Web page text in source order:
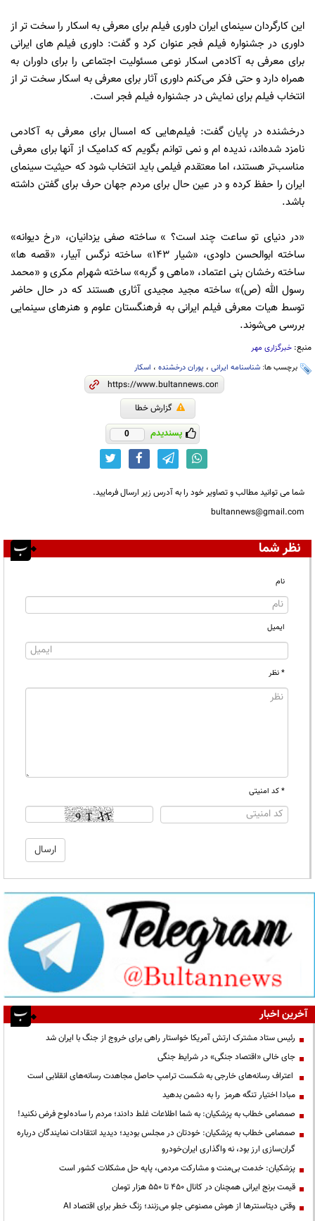
این کارگردان سینمای ایران داوری فیلم برای معرفی به اسکار را سخت تر از
داوری در جشنواره فیلم فجر عنوان کرد و گفت: داوری فیلم های ایرانی
برای معرفی به آکادمی اسکار نوعی مسئولیت اجتماعی را برای داوران به
همراه دارد و حتی فکر می‌کنم داوری آثار برای معرفی به اسکار سخت تر از
انتخاب فیلم برای نمایش در جشنواره فیلم فجر است.
درخشنده در پایان گفت: فیلم‌هایی که امسال برای معرفی به آکادمی
نامزد شده‌اند، ندیده ام و نمی توانم بگویم که کدامیک از آنها برای معرفی
مناسب‌تر هستند، اما معتقدم فیلمی باید انتخاب شود که حیثیت سینمای
ایران را حفظ کرده و در عین حال برای مردم جهان حرف برای گفتن داشته
باشد.
«در دنیای تو ساعت چند است؟ » ساخته صفی یزدانیان، «رخ دیوانه»
ساخته ابوالحسن داودی، «شیار ۱۴۳» ساخته نرگس آبیار، «قصه ها»
ساخته رخشان بنی اعتماد، «ماهی و گربه» ساخته شهرام مکری و «محمد
رسول الله (ص)» ساخته مجید مجیدی آثاری هستند که در حال حاضر
توسط هیات معرفی فیلم ایرانی به فرهنگستان علوم و هنرهای سینمایی
بررسی می‌شوند.
منبع: خبرگزاری مهر
برچسب ها: شناسنامه ایرانی ، پوران درخشنده ، اسکار
گزارش خطا
پسندیدم 0
شما می توانید مطالب و تصاویر خود را به آدرس زیر ارسال فرمایید.
bultannews@gmail.com
نظر شما
نام
ایمیل
* نظر
* کد امنیتی
آخرین اخبار
رئیس ستاد مشترک ارتش آمریکا خواستار راهی برای خروج از جنگ با ایران شد
جای خالی «اقتصاد جنگی» در شرایط جنگی
اعتراف رسانه‌های خارجی به شکست ترامپ حاصل مجاهدت رسانه‌های انقلابی است
مبادا اختیار تنگه هرمز را به دشمن بدهید
صمصامی خطاب به پزشکیان: به شما اطلاعات غلط دادند؛ مردم را ساده‌لوح فرض نکنید!
صمصامی خطاب به پزشکیان: خودتان در مجلس بودید؛ دیدید انتقادات نمایندگان درباره
گران‌سازی ارز بود، نه واگذاری ایران‌خودرو
پزشکیان: خدمت بی‌منت و مشارکت مردمی، پایه حل مشکلات کشور است
قیمت‌ برنج ایرانی همچنان در کانال ۴۵۰ تا ۵۵۰ هزار تومان
وقتی دیتاسنترها از هوش مصنوعی جلو می‌زنند؛ زنگ خطر برای اقتصاد AI